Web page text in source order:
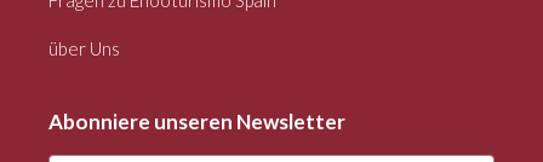
über Uns
Abonniere unseren Newsletter